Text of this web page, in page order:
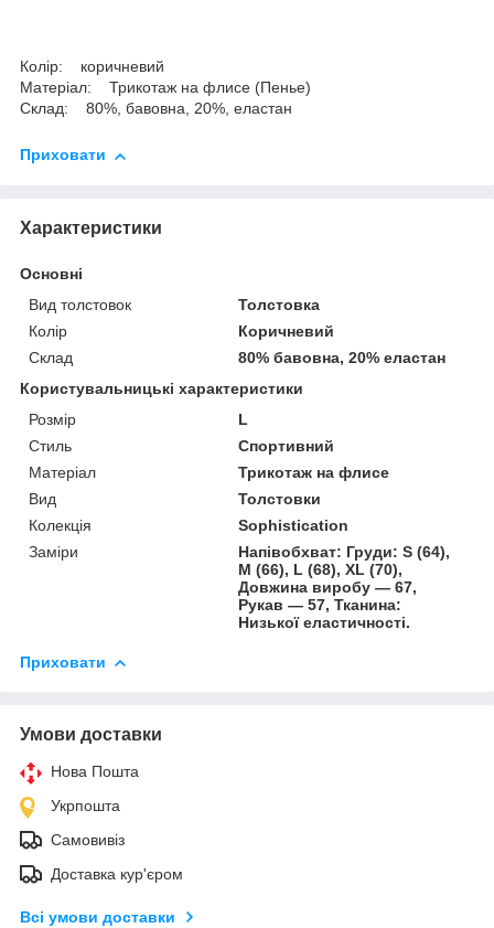
Колір: коричневий
Матеріал: Трикотаж на флиcе (Пенье)
Склад: 80%, бавовна, 20%, еластан
Приховати
Характеристики
Основні
Вид толстовок
Толстовка
Колір
Коричневий
Склад
80% бавовна, 20% еластан
Користувальницькі характеристики
Розмір
L
Стиль
Спортивний
Матеріал
Трикотаж на флиcе
Вид
Толстовки
Колекція
Sophistication
Заміри
Напівобхват: Груди: S (64),
M (66), L (68), XL (70),
Довжина виробу — 67,
Рукав — 57, Тканина:
Низької еластичності.
Приховати
Умови доставки
Нова Пошта
Укрпошта
Самовивіз
Доставка кур'єром
Всі умови доставки